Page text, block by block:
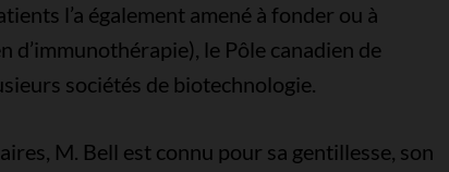
l’a également amené à fonder ou à
d’immunothérapie), le Pôle canadien de
sociétés de biotechnologie.
M. Bell est connu pour sa gentillesse, son